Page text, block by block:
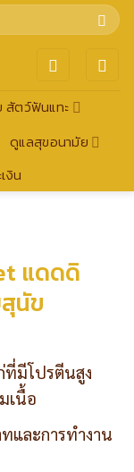
สัตว์ฟันแทะ
ดูแลสุขอนามัย
งิน
แดดดิ
นัข
ที่มีโปรตีนสูง
เนื้อ
และการทำงาน